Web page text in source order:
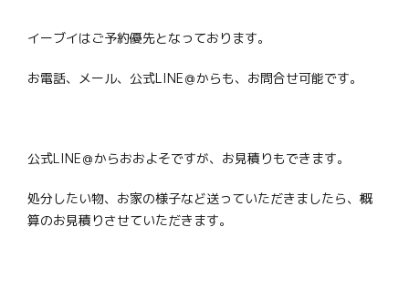
イーブイはご予約優先となっております。
お電話、メール、公式LINE＠からも、お問合せ可能です。
公式LINE＠からおおよそですが、お見積りもできます。
処分したい物、お家の様子など送っていただきましたら、概
算のお見積りさせていただきます。